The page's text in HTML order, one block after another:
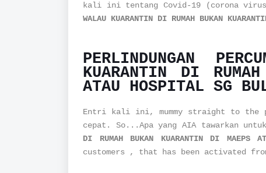
kali ini tentang Covid-19 (corona
WALAU KUARANTIN DI RUMAH BUKAN
PERLINDUNGAN
KUARANTIN DI
ATAU HOSPITAL SG
Entri kali ini, mummy straight to the
cepat. So...Apa yang AIA tawarkan
DI RUMAH BUKAN KUARANTIN DI MAEPS
customers , that has been activated